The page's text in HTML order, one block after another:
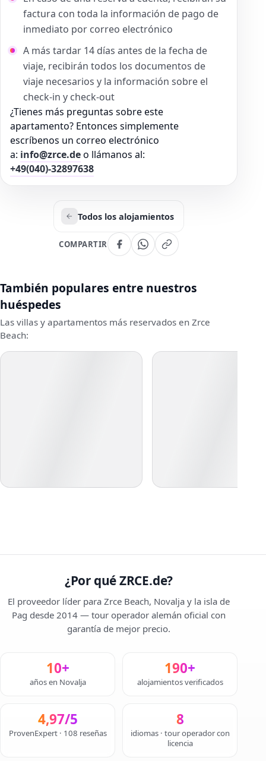
factura con toda la información de pago de
inmediato por correo electrónico
A más tardar 14 días antes de la fecha de
viaje, recibirán todos los documentos de
viaje necesarios y la información sobre el
check-in y check-out
¿Tienes más preguntas sobre este
apartamento? Entonces simplemente
escríbenos un correo electrónico
a: info@zrce.deo llámanos al:
+49(040)-32897638
Todos los alojamientos
COMPARTIR
También populares entre nuestros
huéspedes
Las villas y apartamentos más reservados en Zrce
Beach:
¿Por qué ZRCE.de?
El proveedor líder para Zrce Beach, Novalja y la isla de
Pag desde 2014 — tour operador alemán oficial con
garantía de mejor precio.
10+
años en Novalja
190+
alojamientos verificados
4,97/5
ProvenExpert · 108 reseñas
8
idiomas · tour operador con
licencia